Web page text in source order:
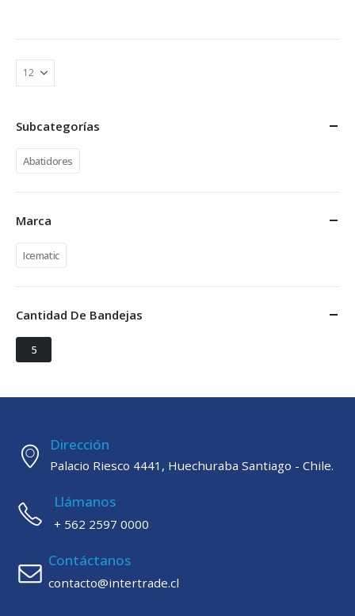
Subcategorías
Abatidores
Marca
Icematic
Cantidad De Bandejas
5
Dirección
Palacio Riesco 4441, Huechuraba Santiago - Chile.
Llámanos
+ 562 2597 0000
Contáctanos
contacto@intertrade.cl